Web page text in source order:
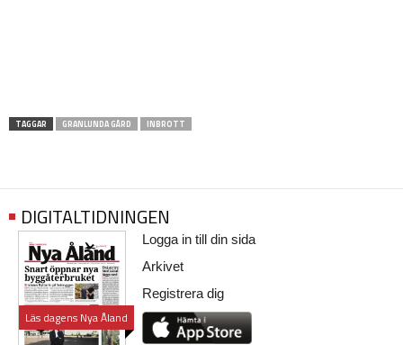
TAGGAR GRANLUNDA GÅRD INBROTT
DIGITALTIDNINGEN
Läs dagens Nya Åland
Logga in till din sida
Arkivet
Registrera dig